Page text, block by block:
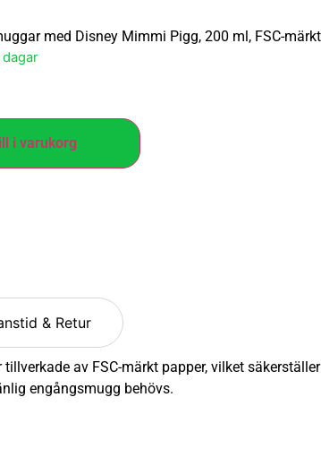
med Disney Mimmi Pigg, 200 ml, FSC-
i varukorg
& Retur
av FSC-märkt papper, vilket
engångsmugg behövs.